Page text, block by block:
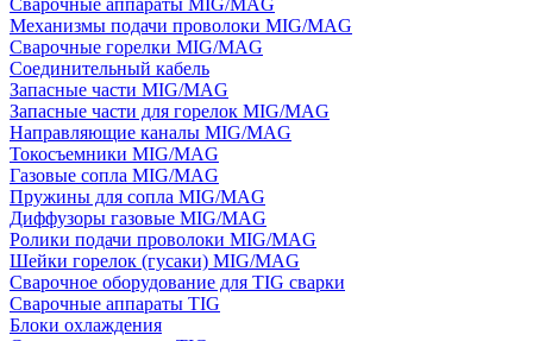
Сварочные аппараты MIG/MAG
Механизмы подачи проволоки MIG/MAG
Сварочные горелки MIG/MAG
Соединительный кабель
Запасные части MIG/MAG
Запасные части для горелок MIG/MAG
Направляющие каналы MIG/MAG
Токосъемники MIG/MAG
Газовые сопла MIG/MAG
Пружины для сопла MIG/MAG
Диффузоры газовые MIG/MAG
Ролики подачи проволоки MIG/MAG
Шейки горелок (гусаки) MIG/MAG
Сварочное оборудование для TIG сварки
Сварочные аппараты TIG
Блоки охлаждения